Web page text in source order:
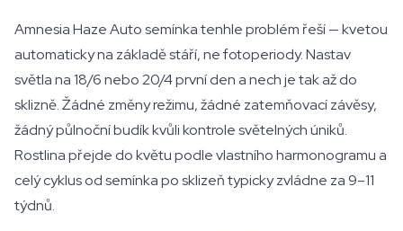
Amnesia Haze Auto semínka tenhle problém řeší — kvetou
automaticky na základě stáří, ne fotoperiody. Nastav
světla na 18/6 nebo 20/4 první den a nech je tak až do
sklizně. Žádné změny režimu, žádné zatemňovací závěsy,
žádný půlnoční budík kvůli kontrole světelných úniků.
Rostlina přejde do květu podle vlastního harmonogramu a
celý cyklus od semínka po sklizeň typicky zvládne za 9–11
týdnů.